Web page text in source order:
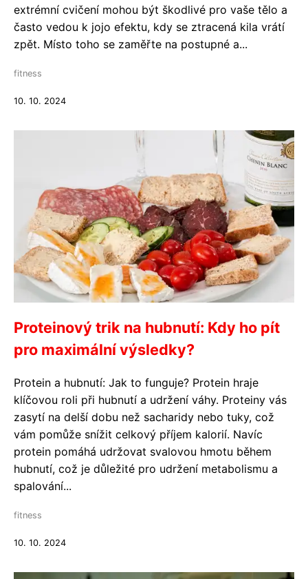
extrémní cvičení mohou být škodlivé pro vaše tělo a
často vedou k jojo efektu, kdy se ztracená kila vrátí
zpět. Místo toho se zaměřte na postupné a...
fitness
10. 10. 2024
Proteinový trik na hubnutí: Kdy ho pít
pro maximální výsledky?
Protein a hubnutí: Jak to funguje? Protein hraje
klíčovou roli při hubnutí a udržení váhy. Proteiny vás
zasytí na delší dobu než sacharidy nebo tuky, což
vám pomůže snížit celkový příjem kalorií. Navíc
protein pomáhá udržovat svalovou hmotu během
hubnutí, což je důležité pro udržení metabolismu a
spalování...
fitness
10. 10. 2024